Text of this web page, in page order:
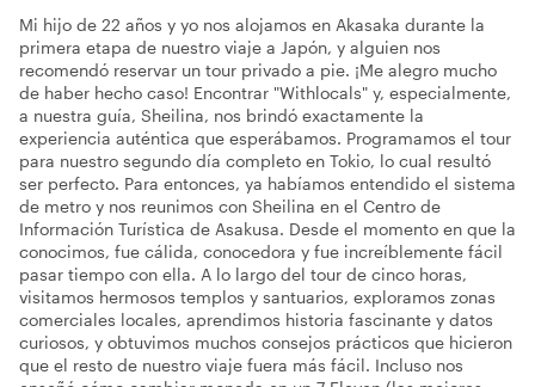
Mi hijo de 22 años y yo nos alojamos en Akasaka durante la
primera etapa de nuestro viaje a Japón, y alguien nos
recomendó reservar un tour privado a pie. ¡Me alegro mucho
de haber hecho caso! Encontrar "Withlocals" y, especialmente,
a nuestra guía, Sheilina, nos brindó exactamente la
experiencia auténtica que esperábamos. Programamos el tour
para nuestro segundo día completo en Tokio, lo cual resultó
ser perfecto. Para entonces, ya habíamos entendido el sistema
de metro y nos reunimos con Sheilina en el Centro de
Información Turística de Asakusa. Desde el momento en que la
conocimos, fue cálida, conocedora y fue increíblemente fácil
pasar tiempo con ella. A lo largo del tour de cinco horas,
visitamos hermosos templos y santuarios, exploramos zonas
comerciales locales, aprendimos historia fascinante y datos
curiosos, y obtuvimos muchos consejos prácticos que hicieron
que el resto de nuestro viaje fuera más fácil. Incluso nos